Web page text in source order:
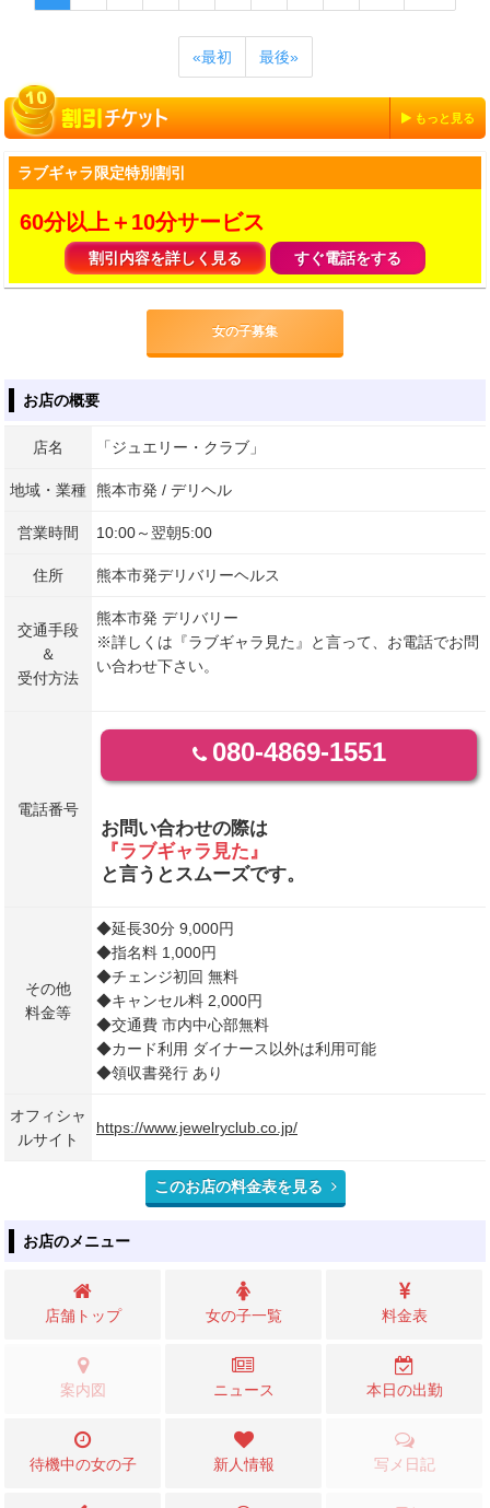
«最初 最後»
もっと見る
ラブギャラ限定特別割引
60分以上＋10分サービス
割引内容を詳しく見る すぐ電話をする
女の子募集
お店の概要
店名 「ジュエリー・クラブ」
地域・業種 熊本市発 / デリヘル
営業時間 10:00～翌朝5:00
住所 熊本市発デリバリーヘルス
交通手段
＆
受付方法
熊本市発 デリバリー
※詳しくは『ラブギャラ見た』と言って、お電話でお問
い合わせ下さい。
電話番号
080-4869-1551
お問い合わせの際は
『ラブギャラ見た』
と言うとスムーズです。
その他
料金等
◆延長30分 9,000円
◆指名料 1,000円
◆チェンジ初回 無料
◆キャンセル料 2,000円
◆交通費 市内中心部無料
◆カード利用 ダイナース以外は利用可能
◆領収書発行 あり
オフィシャ
ルサイト
https://www.jewelryclub.co.jp/
このお店の料金表を見る
お店のメニュー
店舗トップ 女の子一覧 料金表
案内図 ニュース 本日の出勤
待機中の女の子 新人情報 写メ日記